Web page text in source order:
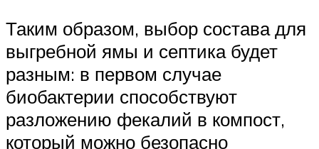
Таким образом, выбор состава для
выгребной ямы и септика будет
разным: в первом случае
биобактерии способствуют
разложению фекалий в компост,
который можно безопасно